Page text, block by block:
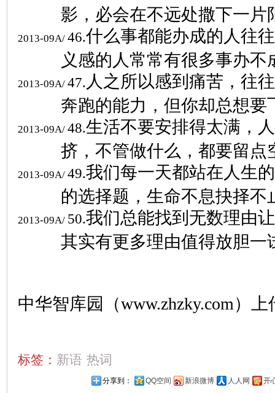
影，必会在不远处撒下一片
2013-09A/ 46.什么事都能办成的人往
义感的人常常有很多事办不
2013-09A/ 47. 人之所以感到痛苦，往
奔跑的能力，但你却总想要
2013-09A/ 48.生活不要安排得太满，
挤，不管做什么，都要留点
2013-09A/ 49.我们每一天都站在人生
的选择题，生命不息抉择不
2013-09A/ 50.我们总能找到无数理由
其实有更多理由值得放胆一
中华智库园（www.zhzky.com）上
标签： 新语 热词
分享到： QQ空间 新浪微博 人人网 开